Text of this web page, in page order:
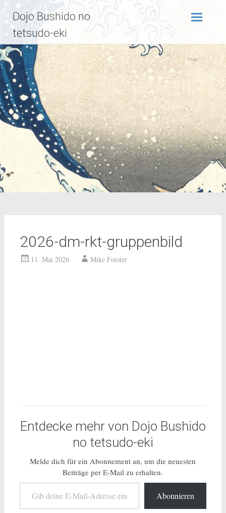
Inhalt
springen
Dojo Bushido no
tetsudo-eki
2026-dm-rkt-gruppenbild
11. Mai 2026 Mike Forster
Entdecke mehr von Dojo Bushido
no tetsudo-eki
Melde dich für ein Abonnement an, um die neuesten
Beiträge per E-Mail zu erhalten.
Gib deine E-Mail-Adresse ein ...
Abonnieren